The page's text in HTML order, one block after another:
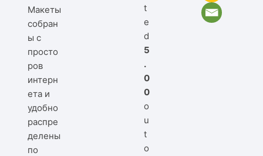
Макеты
собран
ы с
просто
ров
интерн
ета и
удобно
распре
делены
по
t
e
d
5
.
0
0
o
u
t
o